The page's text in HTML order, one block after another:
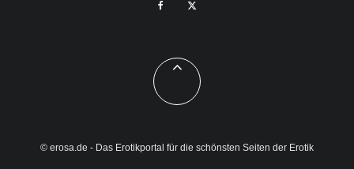
© erosa.de - Das Erotikportal für die schönsten Seiten der Erotik